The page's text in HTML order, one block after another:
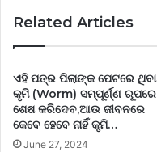
Related Articles
ଏହି ପତ୍ର ପିଲାଙ୍କ ପେଟରେ ଥିବା
କୃମି (Worm) ସମ୍ପୂର୍ଣ୍ଣ ରୂପରେ
ଶେଷ କରିଦେବ,ଆଉ ଜୀବନରେ
କେବେ ହେବେ ନାହିଁ କୃମି…
June 27, 2024